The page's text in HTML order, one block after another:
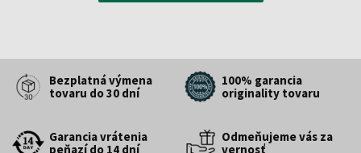
Bezplatná výmena
tovaru do 30 dní
100% garancia
originality tovaru
Garancia vrátenia
peňazí do 14 dní
Odmeňujeme vás za
vernosť